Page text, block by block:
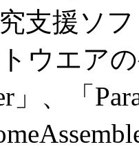
支援ソフ
ウエア
」、「